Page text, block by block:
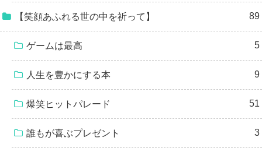
【笑顔あふれる世の中を祈って】 89
ゲームは最高 5
人生を豊かにする本 9
爆笑ヒットパレード 51
誰もが喜ぶプレゼント 3